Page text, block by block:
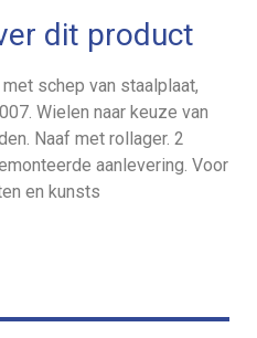
dit product
schep van staalplaat,
Wielen naar keuze van
Naaf met rollager. 2
aanlevering. Voor
en kunsts